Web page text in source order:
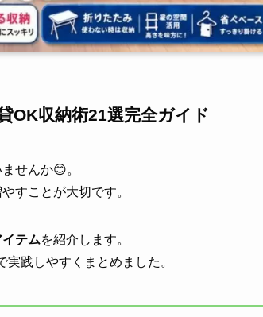
OK収納術21選完全ガイド
せんか😊。
すことが大切です。
テムを紹介します。
践しやすくまとめました。